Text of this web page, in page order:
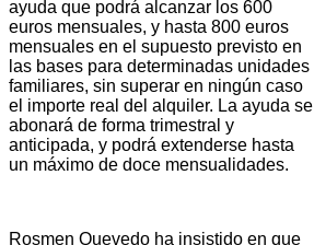
ayuda que podrá alcanzar los 600
euros mensuales, y hasta 800 euros
mensuales en el supuesto previsto en
las bases para determinadas unidades
familiares, sin superar en ningún caso
el importe real del alquiler. La ayuda se
abonará de forma trimestral y
anticipada, y podrá extenderse hasta
un máximo de doce mensualidades.
Rosmen Quevedo ha insistido en que